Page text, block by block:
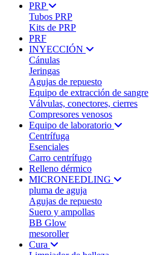
PRP
Tubos PRP
Kits de PRP
PRF
INYECCIÓN
Cánulas
Jeringas
Agujas de repuesto
Equipo de extracción de sangre
Válvulas, conectores, cierres
Compresores venosos
Equipo de laboratorio
Centrífuga
Esenciales
Carro centrífugo
Relleno dérmico
MICRONEEDLING
pluma de aguja
Agujas de repuesto
Suero y ampollas
BB Glow
mesoroller
Cura